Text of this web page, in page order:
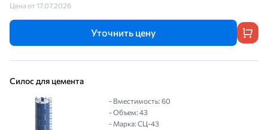
Цена от 17.07.2026
Уточнить цену
Силос для цемента
- Вместимость: 60
- Объем: 43
- Марка: СЦ-43